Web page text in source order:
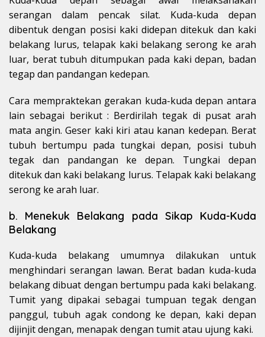
serangan dalam pencak silat. Kuda-kuda depan
dibentuk dengan posisi kaki didepan ditekuk dan kaki
belakang lurus, telapak kaki belakang serong ke arah
luar, berat tubuh ditumpukan pada kaki depan, badan
tegap dan pandangan kedepan.
Cara mempraktekan gerakan kuda-kuda depan antara
lain sebagai berikut : Berdirilah tegak di pusat arah
mata angin. Geser kaki kiri atau kanan kedepan. Berat
tubuh bertumpu pada tungkai depan, posisi tubuh
tegak dan pandangan ke depan. Tungkai depan
ditekuk dan kaki belakang lurus. Telapak kaki belakang
serong ke arah luar.
b. Menekuk Belakang pada Sikap Kuda-Kuda
Belakang
Kuda-kuda belakang umumnya dilakukan untuk
menghindari serangan lawan. Berat badan kuda-kuda
belakang dibuat dengan bertumpu pada kaki belakang.
Tumit yang dipakai sebagai tumpuan tegak dengan
panggul, tubuh agak condong ke depan, kaki depan
dijinjit dengan, menapak dengan tumit atau ujung kaki.